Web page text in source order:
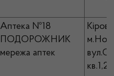
Аптека №18
ПОДОРОЖНИК
мережа аптек
кв.1,2